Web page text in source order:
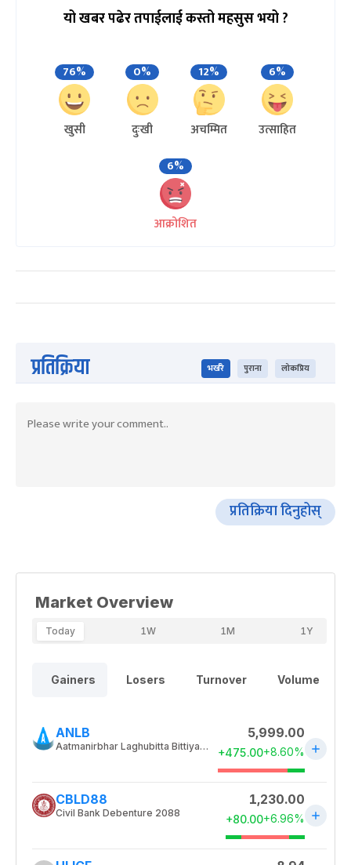
यो खबर पढेर तपाईलाई कस्तो महसुस भयो ?
76%
खुसी
0%
दुःखी
12%
अचम्मित
6%
उत्साहित
6%
आक्रोशित
प्रतिक्रिया भर्खरै पुराना लोकप्रिय
प्रतिक्रिया दिनुहोस्